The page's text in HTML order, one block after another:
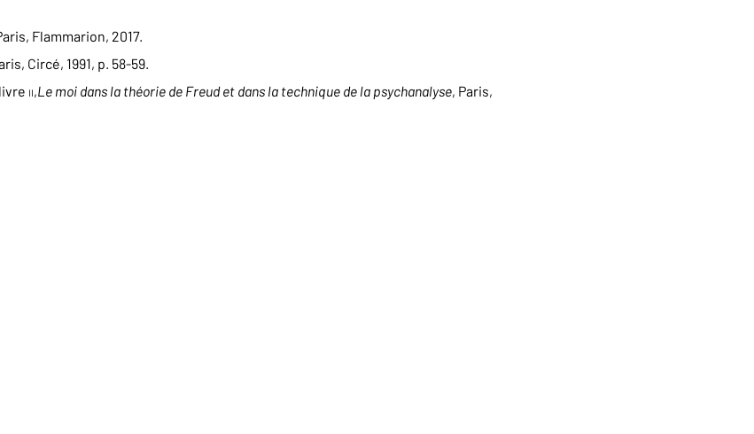
Flammarion, 2017.
Circé, 1991, p. 58-59.
II,Le moi dans la théorie de Freud et dans la technique de la psychanalyse, Paris,